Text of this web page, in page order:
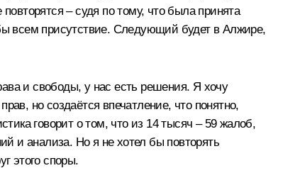
– судя по тому, что была принята
всем присутствие. Следующий будет в Алжире,
и свободы, у нас есть решения. Я хочу
но создаётся впечатление, что понятно,
говорит о том, что из 14 тысяч – 59 жалоб,
и анализа. Но я не хотел бы повторять
этого споры.